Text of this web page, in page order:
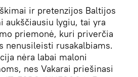
ir pretenzijos Baltijos
aukščiausiu lygiu, tai yra
priemonė, kuri priverčia
nenusileisti rusakalbiams.
nėra labai maloni
nes Vakarai priešinasi